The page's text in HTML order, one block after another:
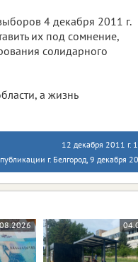
4 декабря 2011 г.
их под сомнение,
солидарного
а жизнь
12 декабря 2011 г.
г. Белгород, 9 декабря